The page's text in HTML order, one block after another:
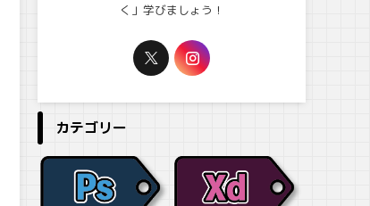
く」学びましょう！
カテゴリー